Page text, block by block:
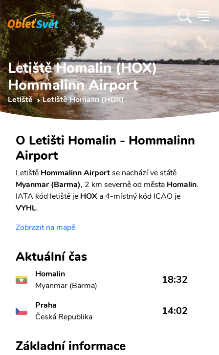
Letiště Homalin (HOX)
Hommalinn Airport
Letiště Letiště Homalin (HOX)
O Letišti Homalin - Hommalinn
Airport
Letiště Hommalinn Airportse nachází ve státě
Myanmar (Barma), 2 km severně od města Homalin.
IATA kód letiště je HOX a 4-místný kód ICAO je
VYHL.
Zobrazit na mapě
Aktuální čas
Homalin
Myanmar (Barma)
18:32
Praha
Česká Republika
14:02
Základní informace